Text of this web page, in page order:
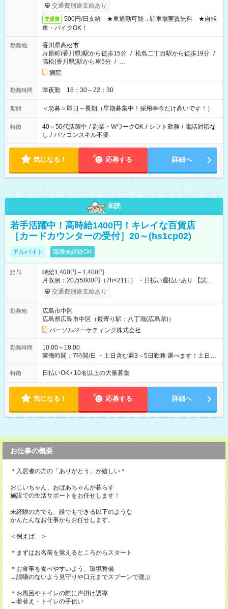
交通費別途支給あり
交通費
500円/日支給 ★車通勤可能→駐車場実質無料 ★自転
車・バイクOK！
勤務地
香川県高松市
片原町(香川県)駅から徒歩15分 / 松島二丁目駅から徒歩19分 /
高松(香川県)駅から車5分 / …
病院
勤務時間 準夜勤 16：30～22：30
期間 ＜急募＞即日～長期（早期募集中！採用率今だけ高いです！）
特徴 40～50代活躍中 / 副業・WワークOK / シフト勤務 / 電話対応な
し / パソコンスキル不要
気になる！ 応募する 詳細へ
未読
若手活躍中！高時給1400円！キレイな百貨店
［カードカウンターの受付］20～(hs1cp02)
アルバイト 職種未経験OK
給与
時給1,400円～1,400円
月収例：20万5800円（7h×21日） ・日払い週払いあり 【試用
期間】試用期間なし
交通費別途支給あり
勤務地
広島市中区
広島県広島市中区（最寄り駅：八丁堀(広島県)）
パーソルマーケティング株式会社
勤務時間
10:00～18:00
実働時間：7時間/日 ・土日含む週3～5日勤務 選べます！土日も
休みやすい！ ・残業は有りません！
特徴 日払いOK / 10名以上の大量募集
気になる！ 応募する 詳細へ
お仕事の概要
＊入居者の方の「ありがとう」が嬉しい＊
おじいちゃん、おばあちゃんが暮らす
施設での生活サポートをお任せします！
未経験の方でも、誰でもできる以下のような
かんたんなお仕事からお任せします。
＜例えば…＞
＊まずはお名前を覚えるところからスタート
＊お食事を食べやすいよう、環境整備
→誤嚥のないよう見守りや口元までスプーンで運ぶ
＊お風呂やトイレの際に声掛け誘導
→着替え・トイレの手伝い